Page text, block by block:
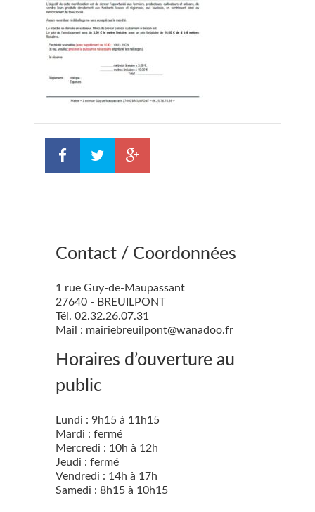
Contact / Coordonnées
1 rue Guy-de-Maupassant
27640 - BREUILPONT
Tél. 02.32.26.07.31
Mail : mairiebreuilpont@wanadoo.fr
Horaires d’ouverture au
public
Lundi : 9h15 à 11h15
Mardi : fermé
Mercredi : 10h à 12h
Jeudi : fermé
Vendredi : 14h à 17h
Samedi : 8h15 à 10h15